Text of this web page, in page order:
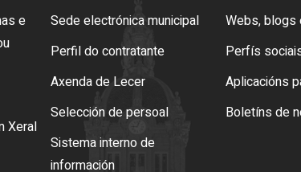
e
Xeral
Sede electrónica municipal
Perfil do contratante
Axenda de Lecer
Selección de persoal
Sistema interno de
información
Webs, blogs
Perfís
Aplicacións
Boletíns de